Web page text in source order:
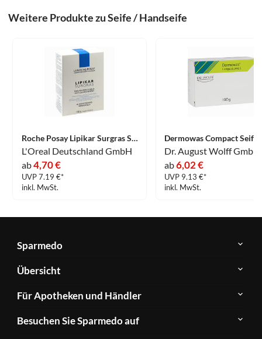
Weitere Produkte zu Seife / Handseife
Roche Posay Lipikar Surgras Seifenstück 150 g
L'Oreal Deutschland GmbH
ab4,70 €
UVP 7.19 €*
inkl. MwSt.
Dermowas Compact Seife
ab6,02 €
UVP 9.13 €*
inkl. MwSt.
Sparmedo
Über
Sparmedo
FAQ
Kontakt
Übersicht
Herstellerverzeichnis
Produkte
A-
Für Apotheken und Händler
&
Besuchen Sie Sparmedo auf